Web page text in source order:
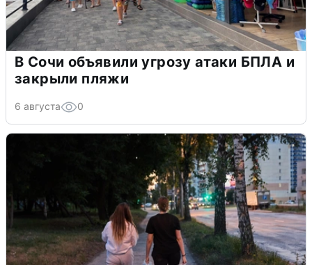
В Сочи объявили угрозу атаки БПЛА и
закрыли пляжи
6 августа 0